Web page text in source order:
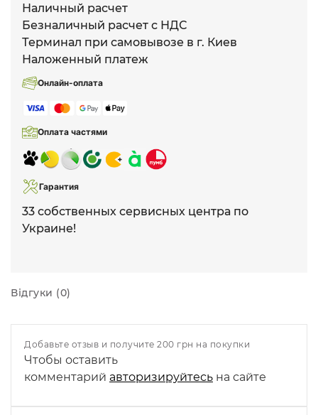
Наличный расчет
Безналичный расчет с НДС
Терминал при самовывозе в г. Киев
Наложенный платеж
Онлайн-оплата
Оплата частями
Гарантия
33 собственных сервисных центра по
Украине!
Відгуки (0)
Добавьте отзыв и получите 200 грн на покупки
Чтобы оставить
комментарий авторизируйтесь на сайте